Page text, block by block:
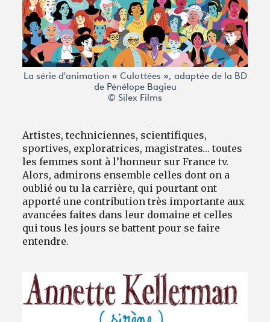
La série d'animation « Culottées », adaptée de la BD
de Pénélope Bagieu
© Silex Films
Artistes, techniciennes, scientifiques,
sportives, exploratrices, magistrates… toutes
les femmes sont à l’honneur sur France tv.
Alors, admirons ensemble celles dont on a
oublié ou tu la carrière, qui pourtant ont
apporté une contribution très importante aux
avancées faites dans leur domaine et celles
qui tous les jours se battent pour se faire
entendre.